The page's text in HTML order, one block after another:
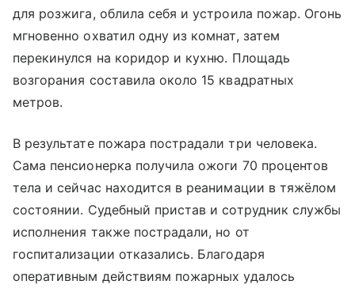
для розжига, облила себя и устроила пожар. Огонь
мгновенно охватил одну из комнат, затем
перекинулся на коридор и кухню. Площадь
возгорания составила около 15 квадратных
метров.
В результате пожара пострадали три человека.
Сама пенсионерка получила ожоги 70 процентов
тела и сейчас находится в реанимации в тяжёлом
состоянии. Судебный пристав и сотрудник службы
исполнения также пострадали, но от
госпитализации отказались. Благодаря
оперативным действиям пожарных удалось